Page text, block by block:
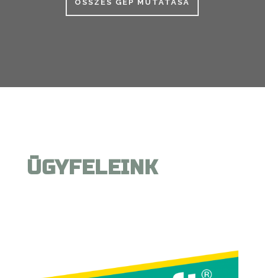
ÖSSZES GÉP MUTATÁSA
ÜGYFELEINK